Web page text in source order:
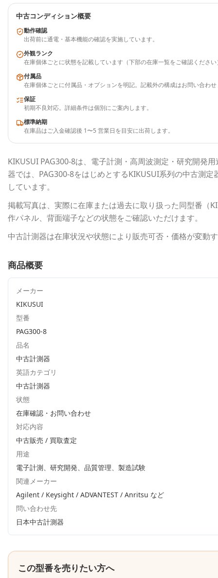
中古コンディション概要
動作確認
出荷前に通電・基本機能の確認を実施しています。
外観ランク
在庫個体ごとに状態を記載しています（下部の在庫一覧をご確認ください
付属品
在庫個体ごとに付属品・オプションを明記。記載外の構成はお問い合わ
保証
初期不良対応。詳細条件は個別にご案内します。
標準納期
在庫品はご入金確認後 1〜5 営業日を目安に出荷します。
KIKUSUI PAG300-8は、電子計測・高周波測定・研究開発
器では、 PAG300-8をはじめとするKIKUSUI系列の中古測定
しています。
掲載写真は、実際に在庫または過去に取り扱った同型番（
作パネル、背面端子などの状態をご確認いただけます。
中古計測器は在庫状況や状態により販売可否・価格が変動
商品概要
メーカー
KIKUSUI
型番
PAG300-8
品名
中古計測器
英語カテゴリ
中古計測器
状態
在庫確認・お問い合わせ
対応内容
中古販売 / 買取査定
用途
電子計測、研究開発、品質管理、製造試験
関連メーカー
Agilent / Keysight / ADVANTEST / Anritsu など
問い合わせ先
日本中古計測器
この型番を売りたい方へ